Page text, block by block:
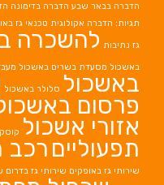
הדברה בבאר שבע הדברה בדימונה
תגיות: הדברה אקולוגית טכנאי גז
גז נתיבות להשכרה
באשכול מסעדת בשרים באשכול
באשכול סלולר באשכול
פרסום
אזורי אשכול
תפעוליים רכב
שירותי גז באופקים שירותי גז בדרום